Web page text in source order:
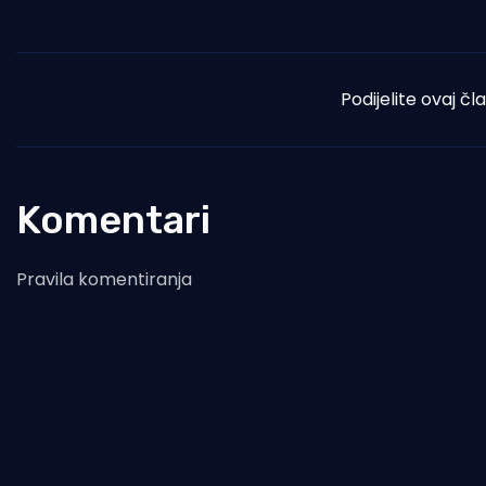
Podijelite ovaj
Komentari
Pravila komentiranja